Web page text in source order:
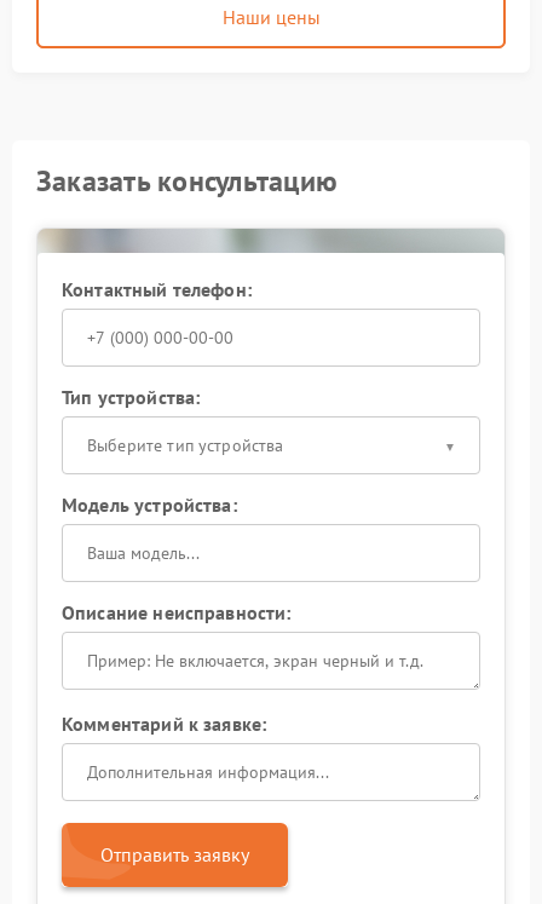
Наши цены
Заказать консультацию
Контактный телефон:
Тип устройства:
Выберите тип устройства
Модель устройства:
Описание неисправности:
Комментарий к заявке:
Отправить заявку